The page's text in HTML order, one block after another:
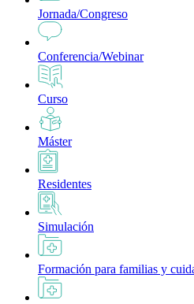
Jornada/Congreso
Conferencia/Webinar
Curso
Máster
Residentes
Simulación
Formación para familias y